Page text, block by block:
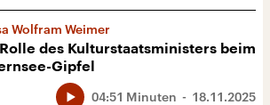
Wolfram Weimer
Rolle des Kulturstaatsministers beim
Gipfel
18.11.2025
04:51 Minuten